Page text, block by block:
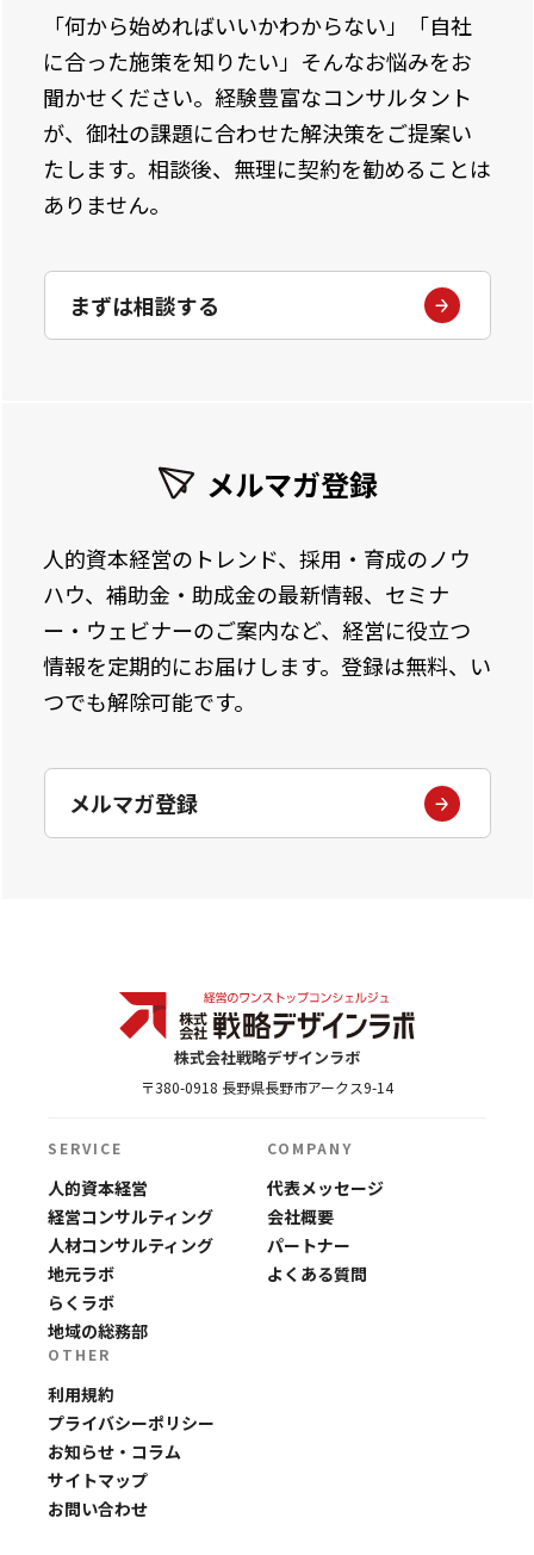
「何から始めればいいかわからない」「自社
に合った施策を知りたい」そんなお悩みをお
聞かせください。経験豊富なコンサルタント
が、御社の課題に合わせた解決策をご提案い
たします。相談後、無理に契約を勧めることは
ありません。
まずは相談する
メルマガ登録
人的資本経営のトレンド、採用・育成のノウ
ハウ、補助金・助成金の最新情報、セミナ
ー・ウェビナーのご案内など、経営に役立つ
情報を定期的にお届けします。登録は無料、い
つでも解除可能です。
メルマガ登録
株式会社戦略デザインラボ
〒380-0918 長野県長野市アークス9-14
SERVICE
人的資本経営
経営コンサルティング
人材コンサルティング
地元ラボ
らくラボ
地域の総務部
COMPANY
代表メッセージ
会社概要
パートナー
よくある質問
OTHER
利用規約
プライバシーポリシー
お知らせ・コラム
サイトマップ
お問い合わせ